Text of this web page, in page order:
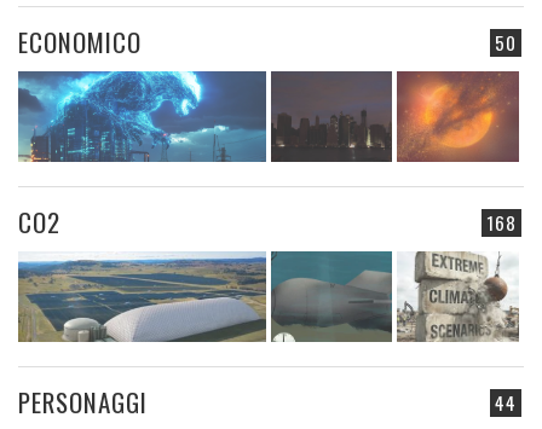
50
ECONOMICO
168
CO2
44
PERSONAGGI